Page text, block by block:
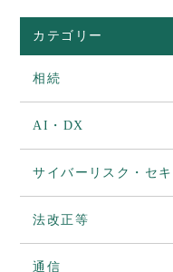
カテゴリー
相続
AI・DX
サイバーリスク・セ
法改正等
通信